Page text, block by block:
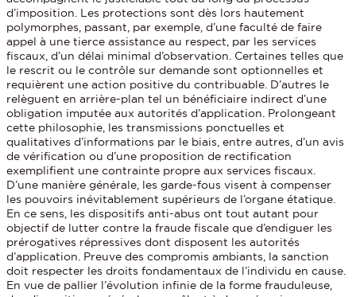
d’imposition. Les protections sont dès lors hautement
polymorphes, passant, par exemple, d’une faculté de faire
appel à une tierce assistance au respect, par les services
fiscaux, d’un délai minimal d’observation. Certaines telles que
le rescrit ou le contrôle sur demande sont optionnelles et
requièrent une action positive du contribuable. D’autres le
relèguent en arrière-plan tel un bénéficiaire indirect d’une
obligation imputée aux autorités d’application. Prolongeant
cette philosophie, les transmissions ponctuelles et
qualitatives d’informations par le biais, entre autres, d’un avis
de vérification ou d’une proposition de rectification
exemplifient une contrainte propre aux services fiscaux.
D’une manière générale, les garde-fous visent à compenser
les pouvoirs inévitablement supérieurs de l’organe étatique.
En ce sens, les dispositifs anti-abus ont tout autant pour
objectif de lutter contre la fraude fiscale que d’endiguer les
prérogatives répressives dont disposent les autorités
d’application. Preuve des compromis ambiants, la sanction
doit respecter les droits fondamentaux de l’individu en cause.
En vue de pallier l’évolution infinie de la forme frauduleuse,